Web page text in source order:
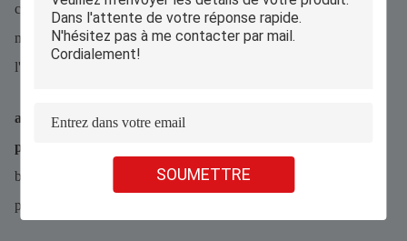
SOUMETTRE
configuration minimal pour les nouvelles conceptions. Les deux
méthodes de test identifient efficacement les erreurs et valident
l'exactitude des composants.
a. Les tests en circuit sont rapides et rentables pour la
production en volume.
b. Les tests à sonde volante sont flexibles et bien adaptés aux
prototypes et aux PCB complexes.